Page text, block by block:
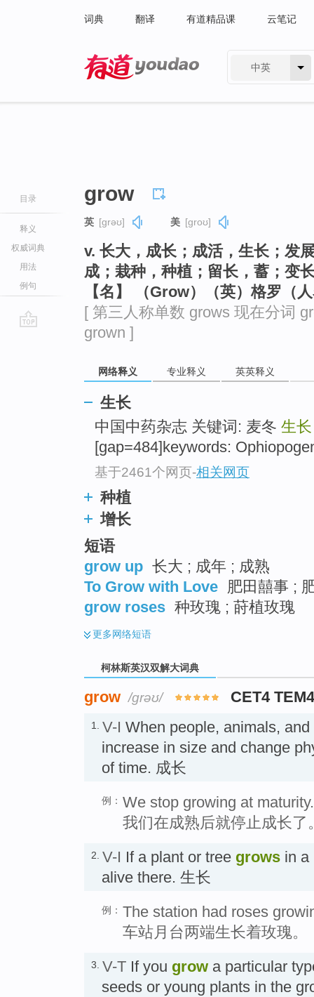
词典 翻译 有道精品课 云笔记
中英
目录
释义
权威词典
用法
例句
grow
英 [ɡrəʊ] 美 [ɡroʊ]
v. 长大，成长；成活，生长；发
成；栽种，种植；留长，蓄；变
【名】 （Grow）（英）格罗（
[ 第三人称单数 grows 现在分词
grown ]
网络释义 专业释义 英英释义
生长
中国中药杂志 关键词: 麦冬 生长
[gap=484]keywords:
基于2461个网页-相关网页
种植
增长
短语
grow up 长大 ; 成年 ; 成熟
To Grow with Love 肥田囍事 ;
grow roses 种玫瑰 ; 莳植玫瑰
更多网络短语
柯林斯英汉双解大词典
grow /ɡrəʊ/ CET4
1. V-I When people, animals,
increase in size and change
of time. 成长
例： We stop growing at maturity.
我们在成熟后就停止成长了
2. V-I If a plant or tree grows in a
alive there. 生长
例： The station had roses
车站月台两端生长着玫瑰。
3. V-T If you grow a particular
seeds or young plants in the